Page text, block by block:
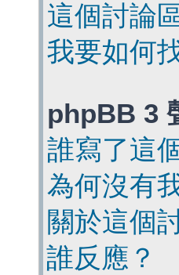
這個討論
我要如何
phpBB 3
誰寫了這
為何沒有
關於這個
誰反應？